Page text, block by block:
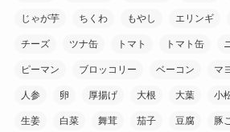
じゃが芋 ちくわ もやし エリンギ
チーズ ツナ缶 トマト トマト缶
ピーマン ブロッコリー ベーコン マ
人参 卵 厚揚げ 大根 大葉 小
生姜 白菜 舞茸 茄子 豆腐 豚